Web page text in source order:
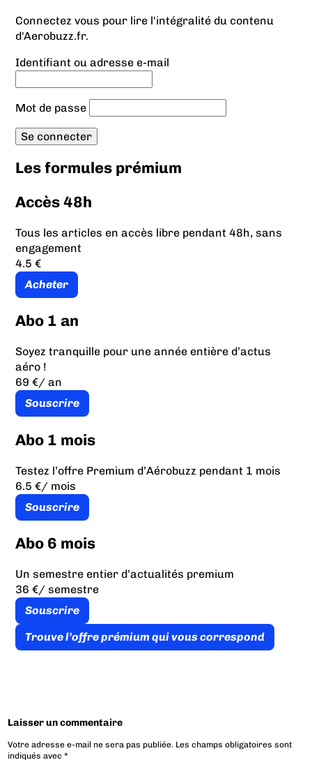
Connectez vous pour lire l'intégralité du contenu
d'Aerobuzz.fr.
Identifiant ou adresse e-mail
Mot de passe
Les formules prémium
Accès 48h
Tous les articles en accès libre pendant 48h, sans
engagement
4.5 €
Acheter
Abo 1 an
Soyez tranquille pour une année entière d’actus
aéro !
69 €/ an
Souscrire
Abo 1 mois
Testez l’offre Premium d’Aérobuzz pendant 1 mois
6.5 €/ mois
Souscrire
Abo 6 mois
Un semestre entier d’actualités premium
36 €/ semestre
Souscrire
Trouve l’offre prémium qui vous correspond
Laisser un commentaire
Votre adresse e-mail ne sera pas publiée. Les champs obligatoires sont
indiqués avec*